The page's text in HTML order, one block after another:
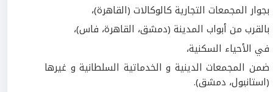
بجوار المجمعات التجارية كالوكالات (القاهرة)،
بالقرب من أبواب المدينة (دمشق، القاهرة، فاس)،
في الأحياء السكنية،
ضمن المجمعات الدينية و الخدماتية السلطانية و غيرها
(استانبول، دمشق).